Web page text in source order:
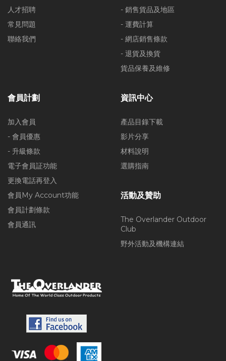
人才招聘
常見問題
聯絡我們
- 銷售貨品及地區
- 運費計算
- 網店銷售條款
- 退貨及換貨
貨品保養及維修
會員計劃
加入會員
- 會員優惠
- 升級條款
電子會員証功能
更換電話再登入
會員My Account功能
會員計劃條款
會員通訊
資訊中心
產品目錄下載
影片分享
材料說明
選購指南
活動及贊助
The Overlander Outdoor
Club
野外活動及機構連結